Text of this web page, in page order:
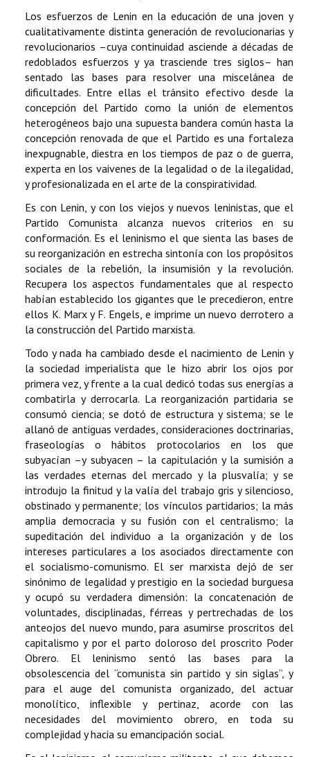
Los esfuerzos de Lenin en la educación de una joven y
cualitativamente distinta generación de revolucionarias y
revolucionarios –cuya continuidad asciende a décadas de
redoblados esfuerzos y ya trasciende tres siglos– han
sentado las bases para resolver una miscelánea de
dificultades. Entre ellas el tránsito efectivo desde la
concepción del Partido como la unión de elementos
heterogéneos bajo una supuesta bandera común hasta la
concepción renovada de que el Partido es una fortaleza
inexpugnable, diestra en los tiempos de paz o de guerra,
experta en los vaivenes de la legalidad o de la ilegalidad,
y profesionalizada en el arte de la conspiratividad.
Es con Lenin, y con los viejos y nuevos leninistas, que el
Partido Comunista alcanza nuevos criterios en su
conformación. Es el leninismo el que sienta las bases de
su reorganización en estrecha sintonía con los propósitos
sociales de la rebelión, la insumisión y la revolución.
Recupera los aspectos fundamentales que al respecto
habían establecido los gigantes que le precedieron, entre
ellos K. Marx y F. Engels, e imprime un nuevo derrotero a
la construcción del Partido marxista.
Todo y nada ha cambiado desde el nacimiento de Lenin y
la sociedad imperialista que le hizo abrir los ojos por
primera vez, y frente a la cual dedicó todas sus energías a
combatirla y derrocarla. La reorganización partidaria se
consumó ciencia; se dotó de estructura y sistema; se le
allanó de antiguas verdades, consideraciones doctrinarias,
fraseologías o hábitos protocolarios en los que
subyacían –y subyacen – la capitulación y la sumisión a
las verdades eternas del mercado y la plusvalía; y se
introdujo la finitud y la valía del trabajo gris y silencioso,
obstinado y permanente; los vínculos partidarios; la más
amplia democracia y su fusión con el centralismo; la
supeditación del individuo a la organización y de los
intereses particulares a los asociados directamente con
el socialismo-comunismo. El ser marxista dejó de ser
sinónimo de legalidad y prestigio en la sociedad burguesa
y ocupó su verdadera dimensión: la concatenación de
voluntades, disciplinadas, férreas y pertrechadas de los
anteojos del nuevo mundo, para asumirse proscritos del
capitalismo y por el parto doloroso del proscrito Poder
Obrero. El leninismo sentó las bases para la
obsolescencia del “comunista sin partido y sin siglas”, y
para el auge del comunista organizado, del actuar
monolítico, inflexible y pertinaz, acorde con las
necesidades del movimiento obrero, en toda su
complejidad y hacia su emancipación social.